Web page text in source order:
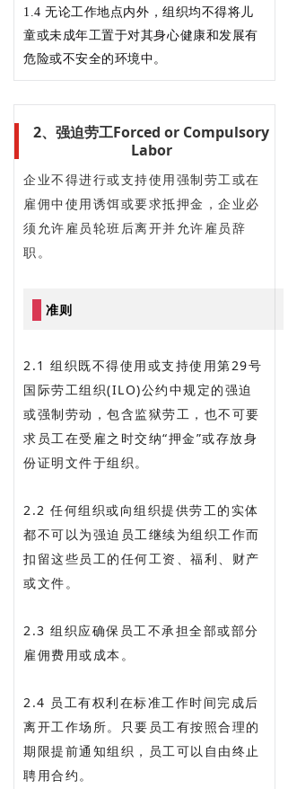
1.4 无论工作地点内外，组织均不得将儿
童或未成年工置于对其身心健康和发展有
危险或不安全的环境中。
2、强迫劳工Forced or Compulsory
Labor
企业不得进行或支持使用强制劳工或在
雇佣中使用诱饵或要求抵押金，企业必
须允许雇员轮班后离开并允许雇员辞
职。
准则
2.1 组织既不得使用或支持使用第29号
国际劳工组织(ILO)公约中规定的强迫
或强制劳动，包含监狱劳工，也不可要
求员工在受雇之时交纳“押金”或存放身
份证明文件于组织。
2.2 任何组织或向组织提供劳工的实体
都不可以为强迫员工继续为组织工作而
扣留这些员工的任何工资、福利、财产
或文件。
2.3 组织应确保员工不承担全部或部分
雇佣费用或成本。
2.4 员工有权利在标准工作时间完成后
离开工作场所。只要员工有按照合理的
期限提前通知组织，员工可以自由终止
聘用合约。